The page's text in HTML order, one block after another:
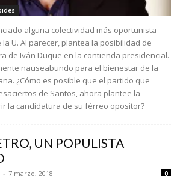
alguna colectividad más oportunista
U. Al parecer, plantea la posibilidad de
de Iván Duque en la contienda presidencial.
nauseabundo para el bienestar de la
¿Cómo es posible que el partido que
de Santos, ahora plantee la
la candidatura de su férreo opositor?
UN POPULISTA
- 7 marzo, 2018 0